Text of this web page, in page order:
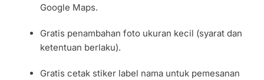
Google Maps.
Gratis penambahan foto ukuran kecil (syarat dan
ketentuan berlaku).
Gratis cetak stiker label nama untuk pemesanan